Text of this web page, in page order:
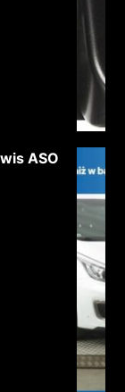
ASO